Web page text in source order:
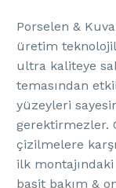
Porselen &
üretim
ultra kaliteye
temasından
yüzeyleri
gerektirmezler.
çizilmelere
ilk
basit bakım &